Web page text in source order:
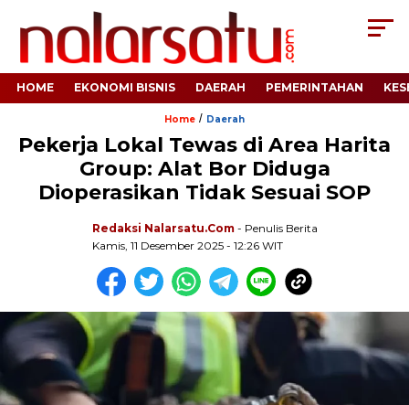
HOME EKONOMI BISNIS DAERAH PEMERINTAHAN
Home / Daerah
Pekerja Lokal Tewas di Area Harita
Group: Alat Bor Diduga
Dioperasikan Tidak Sesuai SOP
Redaksi Nalarsatu.com - Penulis Berita
Kamis, 11 Desember 2025 - 12:26 WIT